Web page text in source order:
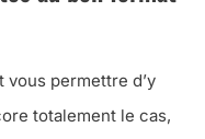
vous permettre d’y
totalement le cas,